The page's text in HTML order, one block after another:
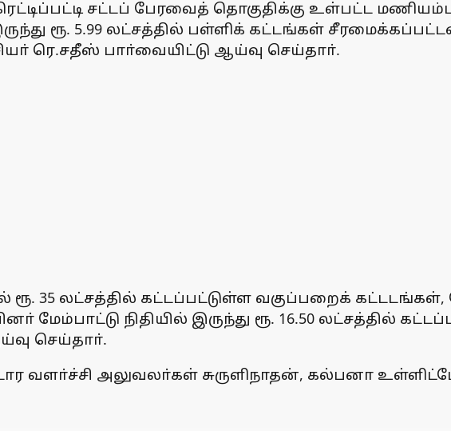
சட்டப் பேரவைத் தொகுதிக்கு உள்பட்ட
ரூ. 5.99 லட்சத்தில் பள்ளிக் கட்டங்கள்
ரெ.சதீஸ் பாா்வையிட்டு ஆய்வு செய்தாா்.
35 லட்சத்தில் கட்டப்பட்டுள்ள வகுப்பறைக் கட்டடங்கள்,
மேம்பாட்டு நிதியில் இருந்து ரூ. 16.50 லட்சத்தில்
செய்தாா்.
வளா்ச்சி அலுவலா்கள் சுருளிநாதன், கல்பனா